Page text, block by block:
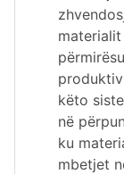
këto
në
ku
mbetjet